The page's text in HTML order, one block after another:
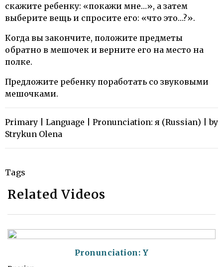
скажите ребенку: «покажи мне…», а затем
выберите вещь и спросите его: «что это…?».
Когда вы закончите, положите предметы
обратно в мешочек и верните его на место на
полке.
Предложите ребенку поработать со звуковыми
мешочками.
Primary | Language | Pronunciation: я (Russian) | by
Strykun Olena
Tags
Related Videos
Pronunciation: Y